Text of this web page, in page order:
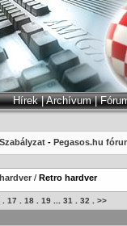
Hírek|Archívum|
Szabályzat - Pegasos.hu
/ Retro hardver
17 18 19 31 32 >>